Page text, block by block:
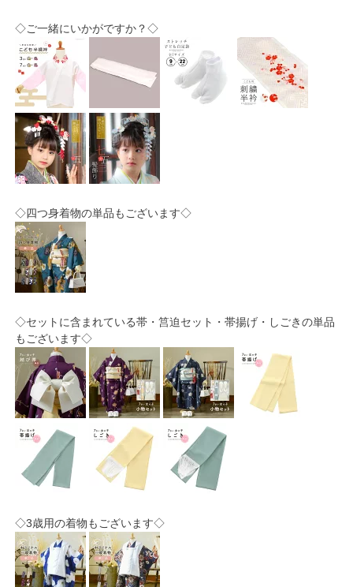
◇ご一緒にいかがですか？◇
◇四つ身着物の単品もございます◇
◇セットに含まれている帯・筥迫セット・帯揚げ・しごきの単品
もございます◇
◇3歳用の着物もございます◇